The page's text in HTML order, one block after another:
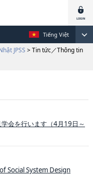
Tiếng Việt
JPSS > Tin tức／Thông tin
会を行います（4月19日～
Social System Design